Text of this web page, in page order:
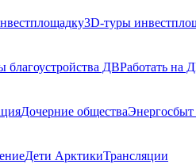
3D-туры
благоустройства ДВРаботать на
Дочерние общества
Дети АрктикиТрансляции